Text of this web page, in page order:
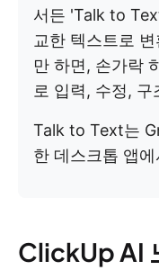
서든 'Talk to
교한 텍스트로
만 하면, 손가락
로 입력, 수정, 구
Talk to Text는
한 데스크톱 앱
ClickUp AI